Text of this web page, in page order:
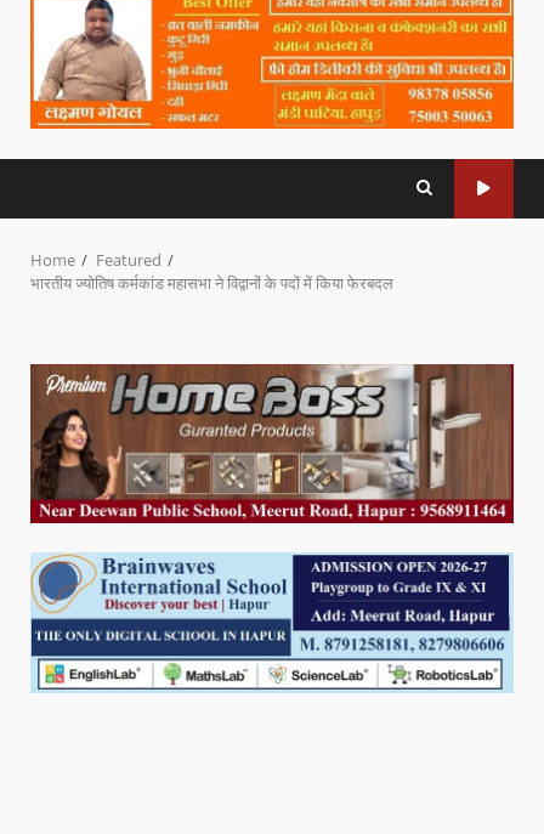
Home
Featured
भारतीय ज्योतिष कर्मकांड महासभा ने विद्वानों के पदों में किया फेरबदल